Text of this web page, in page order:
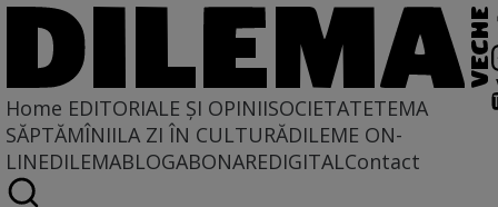
Home EDITORIALE ȘI OPINIISOCIETATETEMA
SĂPTĂMÎNIILA ZI ÎN CULTURĂDILEME ON-
LINEDILEMABLOGABONAREDIGITALContact